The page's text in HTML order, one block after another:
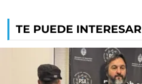
TE PUEDE INTERESAR